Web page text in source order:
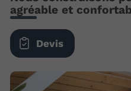
agréable et
Devis